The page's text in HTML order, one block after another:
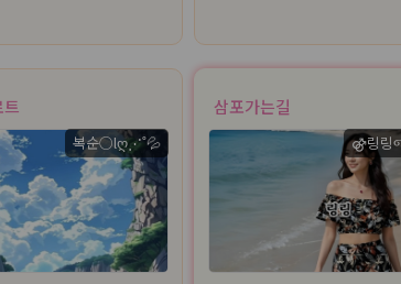
복순○lღ⋰˚💦
삼포가는길
⚣링